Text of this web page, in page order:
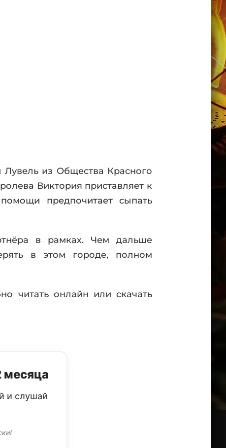
из Общества Красного
Виктория приставляет к
предпочитает сыпать
в рамках. Чем дальше
в этом городе, полном
читать онлайн или скачать
месяца
и слушай